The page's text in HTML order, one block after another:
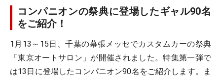
コンパニオンの祭典に登場したギャル90名
をご紹介！
1月13～15日、千葉の幕張メッセでカスタムカーの祭典
「東京オートサロン」が開催されました。特集第一弾で
は13日に登場したコンパニオン90名をご紹介します。ま